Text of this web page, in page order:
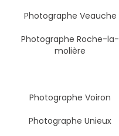
Photographe Veauche
Photographe Roche-la-
molière
Photographe Voiron
Photographe Unieux